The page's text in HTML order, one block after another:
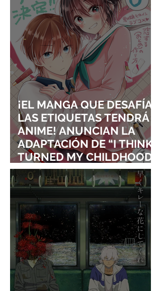
¡EL MANGA QUE DESAFÍA
LAS ETIQUETAS TENDRÁ
ANIME! ANUNCIAN LA
ADAPTACIÓN DE “I THINK I
TURNED MY CHILDHOOD
FRIEND INTO A GIRL”